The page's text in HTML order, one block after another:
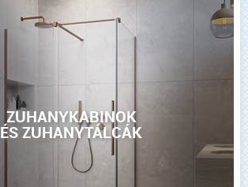
ZUHANYKABINOK
ÉS ZUHANYTÁLCÁK